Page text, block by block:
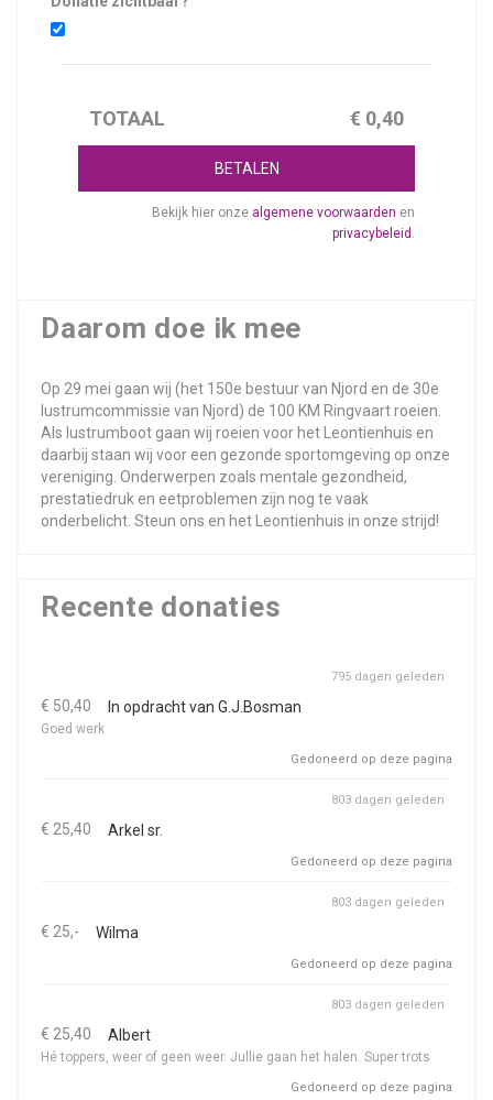
TOTAAL € 0,40
BETALEN
Bekijk hier onze algemene voorwaarden en
privacybeleid .
Daarom doe ik mee
Op 29 mei gaan wij (het 150e bestuur van Njord en de 30e
lustrumcommissie van Njord) de 100 KM Ringvaart roeien.
Als lustrumboot gaan wij roeien voor het Leontienhuis en
daarbij staan wij voor een gezonde sportomgeving op onze
vereniging. Onderwerpen zoals mentale gezondheid,
prestatiedruk en eetproblemen zijn nog te vaak
onderbelicht. Steun ons en het Leontienhuis in onze strijd!
Recente donaties
€ 50,40 In opdracht van G.J.Bosman
Goed werk
795 dagen geleden
Gedoneerd op deze pagina
€ 25,40 Arkel sr.
803 dagen geleden
Gedoneerd op deze pagina
€ 25,- Wilma
803 dagen geleden
Gedoneerd op deze pagina
€ 25,40 Albert
Hé toppers, weer of geen weer. Jullie gaan het halen. Super trots
803 dagen geleden
Gedoneerd op deze pagina